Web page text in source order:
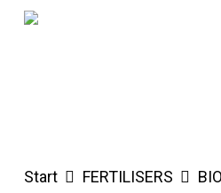
Skip
Start FERTILISERS